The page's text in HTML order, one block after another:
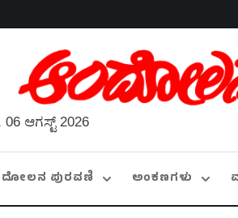
06 ಆಗಸ್ಟ್ 2026
ಪುರವಣಿ ಅಂಕಣಗಳು